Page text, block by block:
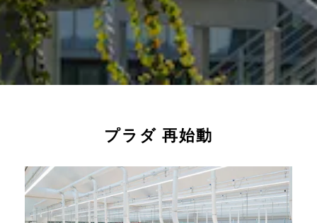
プラダ 再始動